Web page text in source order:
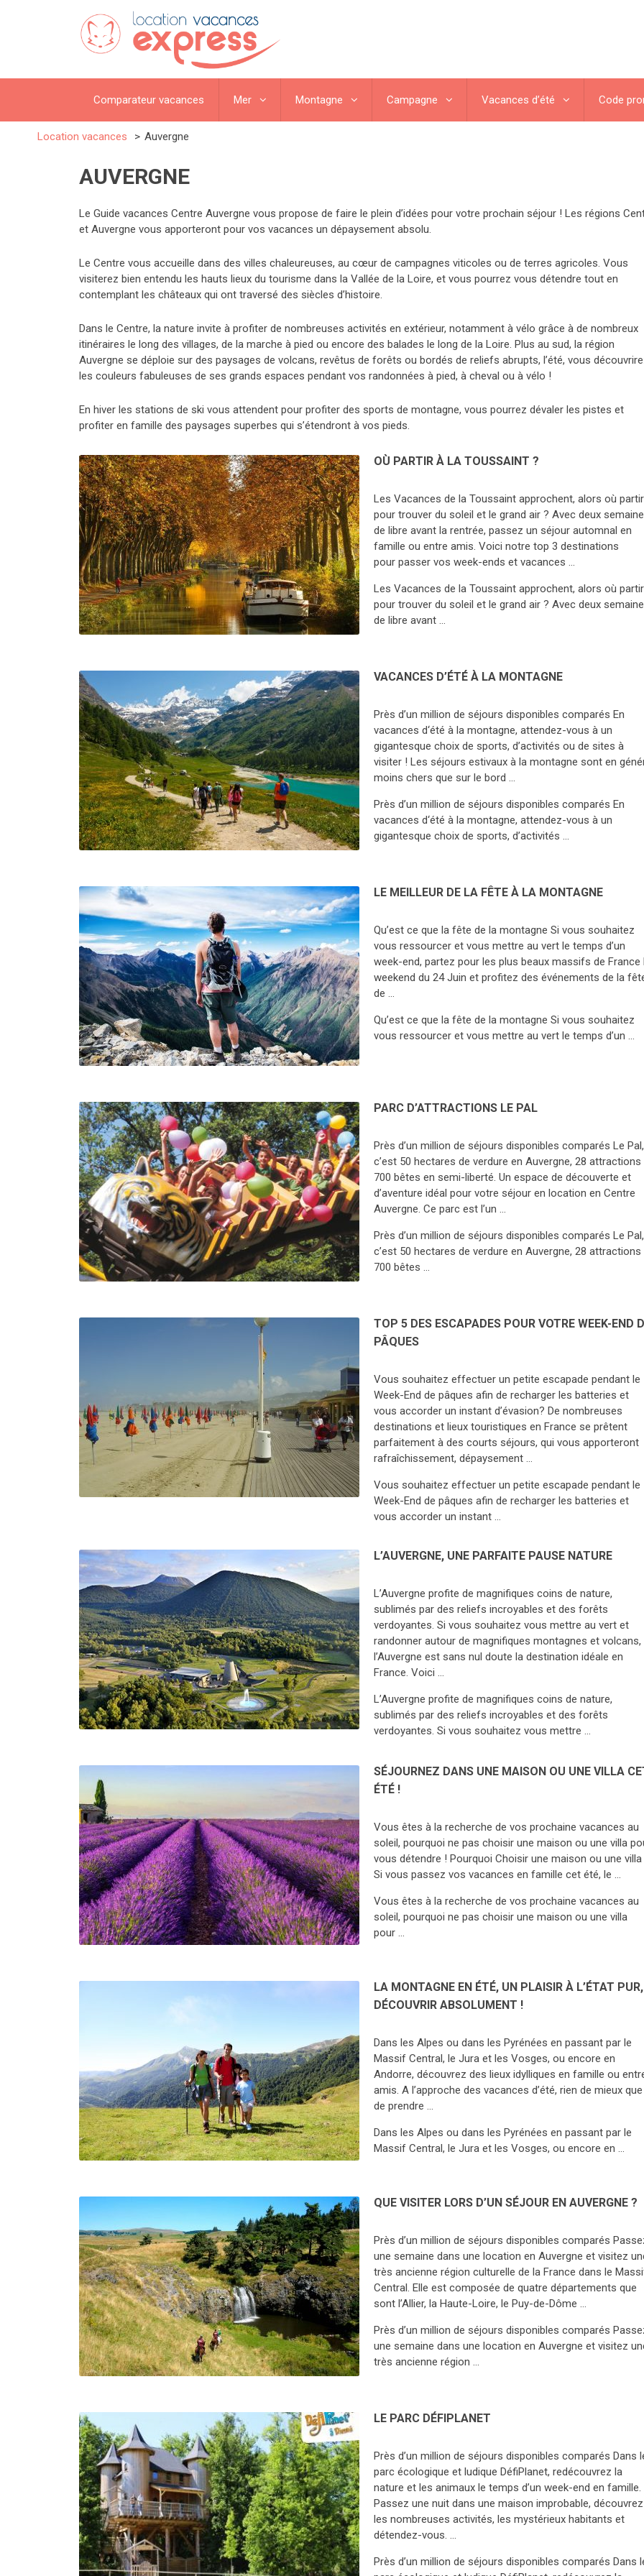
Comparateur vacances Mer Montagne Campagne Vacances d’été Code
Location vacances Auvergne
AUVERGNE
Le Guide vacances Centre Auvergne vous propose de faire le plein d’idées pour votre prochain séjour ! Les régions
et Auvergne vous apporteront pour vos vacances un dépaysement absolu.
Le Centre vous accueille dans des villes chaleureuses, au cœur de campagnes viticoles ou de terres agricoles. Vous
visiterez bien entendu les hauts lieux du tourisme dans la Vallée de la Loire, et vous pourrez vous détendre tout en
contemplant les châteaux qui ont traversé des siècles d’histoire.
Dans le Centre, la nature invite à profiter de nombreuses activités en extérieur, notamment à vélo grâce à de nombreux
itinéraires le long des villages, de la marche à pied ou encore des balades le long de la Loire. Plus au sud, la région
Auvergne se déploie sur des paysages de volcans, revêtus de forêts ou bordés de reliefs abrupts, l’été, vous
les couleurs fabuleuses de ses grands espaces pendant vos randonnées à pied, à cheval ou à vélo !
En hiver les stations de ski vous attendent pour profiter des sports de montagne, vous pourrez dévaler les pistes et
profiter en famille des paysages superbes qui s’étendront à vos pieds.
OÙ PARTIR À LA TOUSSAINT ?
Les Vacances de la Toussaint approchent, alors où partir
pour trouver du soleil et le grand air ? Avec deux
de libre avant la rentrée, passez un séjour automnal en
famille ou entre amis. Voici notre top 3 destinations
pour passer vos week-ends et vacances …
Les Vacances de la Toussaint approchent, alors où partir
pour trouver du soleil et le grand air ? Avec deux
de libre avant …
VACANCES D’ÉTÉ À LA MONTAGNE
Près d’un million de séjours disponibles comparés En
vacances d‘été à la montagne, attendez-vous à un
gigantesque choix de sports, d’activités ou de sites à
visiter ! Les séjours estivaux à la montagne sont en
moins chers que sur le bord …
Près d’un million de séjours disponibles comparés En
vacances d‘été à la montagne, attendez-vous à un
gigantesque choix de sports, d’activités …
LE MEILLEUR DE LA FÊTE À LA MONTAGNE
Qu’est ce que la fête de la montagne Si vous souhaitez
vous ressourcer et vous mettre au vert le temps d’un
week-end, partez pour les plus beaux massifs de France
weekend du 24 Juin et profitez des événements de la
de …
Qu’est ce que la fête de la montagne Si vous souhaitez
vous ressourcer et vous mettre au vert le temps d’un …
PARC D’ATTRACTIONS LE PAL
Près d’un million de séjours disponibles comparés Le Pal,
c’est 50 hectares de verdure en Auvergne, 28 attractions
700 bêtes en semi-liberté. Un espace de découverte et
d’aventure idéal pour votre séjour en location en Centre
Auvergne. Ce parc est l’un …
Près d’un million de séjours disponibles comparés Le Pal,
c’est 50 hectares de verdure en Auvergne, 28 attractions
700 bêtes …
TOP 5 DES ESCAPADES POUR VOTRE WEEK-END
PÂQUES
Vous souhaitez effectuer un petite escapade pendant le
Week-End de pâques afin de recharger les batteries et
vous accorder un instant d’évasion? De nombreuses
destinations et lieux touristiques en France se prêtent
parfaitement à des courts séjours, qui vous apporteront
rafraîchissement, dépaysement …
Vous souhaitez effectuer un petite escapade pendant le
Week-End de pâques afin de recharger les batteries et
vous accorder un instant …
L’AUVERGNE, UNE PARFAITE PAUSE NATURE
L’Auvergne profite de magnifiques coins de nature,
sublimés par des reliefs incroyables et des forêts
verdoyantes. Si vous souhaitez vous mettre au vert et
randonner autour de magnifiques montagnes et volcans,
l’Auvergne est sans nul doute la destination idéale en
France. Voici …
L’Auvergne profite de magnifiques coins de nature,
sublimés par des reliefs incroyables et des forêts
verdoyantes. Si vous souhaitez vous mettre …
SÉJOURNEZ DANS UNE MAISON OU UNE VILLA
ÉTÉ !
Vous êtes à la recherche de vos prochaine vacances au
soleil, pourquoi ne pas choisir une maison ou une villa
vous détendre ! Pourquoi Choisir une maison ou une villa
Si vous passez vos vacances en famille cet été, le …
Vous êtes à la recherche de vos prochaine vacances au
soleil, pourquoi ne pas choisir une maison ou une villa
pour …
LA MONTAGNE EN ÉTÉ, UN PLAISIR À L’ÉTAT
DÉCOUVRIR ABSOLUMENT !
Dans les Alpes ou dans les Pyrénées en passant par le
Massif Central, le Jura et les Vosges, ou encore en
Andorre, découvrez des lieux idylliques en famille ou
amis. A l’approche des vacances d’été, rien de mieux que
de prendre …
Dans les Alpes ou dans les Pyrénées en passant par le
Massif Central, le Jura et les Vosges, ou encore en …
QUE VISITER LORS D’UN SÉJOUR EN AUVERGNE ?
Près d’un million de séjours disponibles comparés
une semaine dans une location en Auvergne et visitez
très ancienne région culturelle de la France dans le
Central. Elle est composée de quatre départements que
sont l’Allier, la Haute-Loire, le Puy-de-Dôme …
Près d’un million de séjours disponibles comparés
une semaine dans une location en Auvergne et visitez
très ancienne région …
LE PARC DÉFIPLANET
Près d’un million de séjours disponibles comparés Dans
parc écologique et ludique DéfiPlanet, redécouvrez la
nature et les animaux le temps d’un week-end en famille.
Passez une nuit dans une maison improbable, découvrez
les nombreuses activités, les mystérieux habitants et
détendez-vous. …
Près d’un million de séjours disponibles comparés Dans